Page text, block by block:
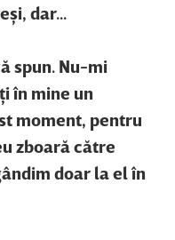
dar...
spun. Nu-mi
în mine un
moment, pentru
zboară către
doar la el în